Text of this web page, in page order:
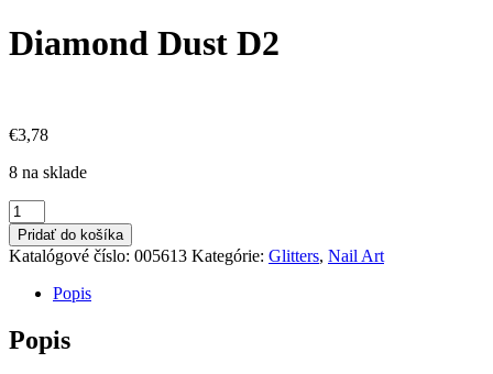
Diamond Dust D2
€3,78
8 na sklade
množstvo
Diamond
Dust
D2
Pridať do košíka
Katalógové číslo: 005613 Kategórie: Glitters, Nail Art
Popis
Popis